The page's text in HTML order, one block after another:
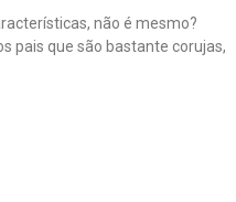
não é mesmo?
pais que são bastante corujas,